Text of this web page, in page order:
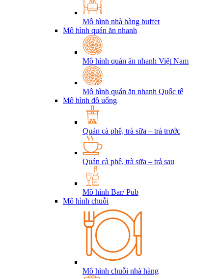
Mô hình nhà hàng buffet
Mô hình quán ăn nhanh
Mô hình quán ăn nhanh Việt Nam
Mô hình quán ăn nhanh Quốc tế
Mô hình đồ uống
Quán cà phê, trà sữa – trả trước
Quán cà phê, trà sữa – trả sau
Mô hình Bar/ Pub
Mô hình chuỗi
Mô hình chuỗi nhà hàng